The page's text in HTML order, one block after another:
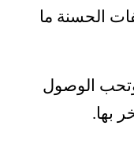
الحسنة ما
الوصول
بها.